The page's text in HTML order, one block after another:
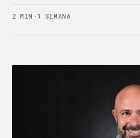
2 MIN · 1 SEMANA